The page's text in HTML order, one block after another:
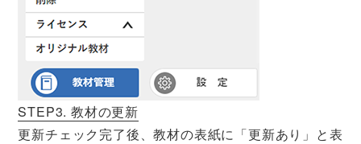
STEP3. 教材の更新
更新チェック完了後、教材の表紙に「更新あり」と表